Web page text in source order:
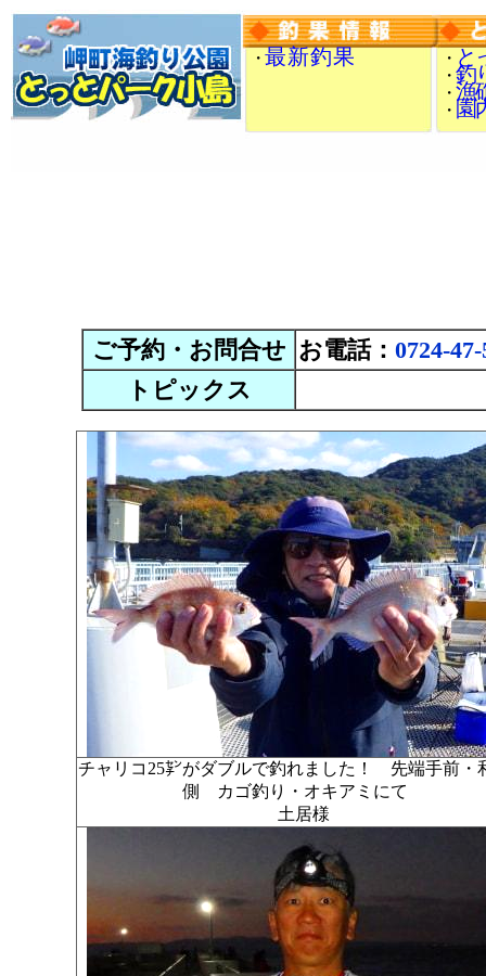
・ 最 新 釣 果 ・ と
・ 釣
・ 漁
・ 園
ご予約・お問合せ お電話： 0724-
トピックス
チャリコ25㌢がダブルで釣れました！ 先端手前・
側 カゴ釣り・オキアミにて
土居様